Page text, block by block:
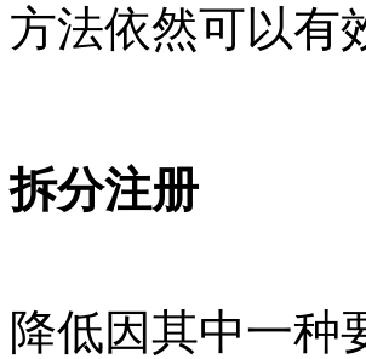
方法依然可以有
拆分注册
降低因其中一种